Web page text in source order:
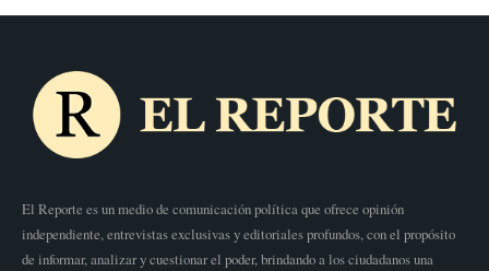
El Reporte es un medio de comunicación política que ofrece opinión
independiente, entrevistas exclusivas y editoriales profundos, con el propósito
de informar, analizar y cuestionar el poder, brindando a los ciudadanos una